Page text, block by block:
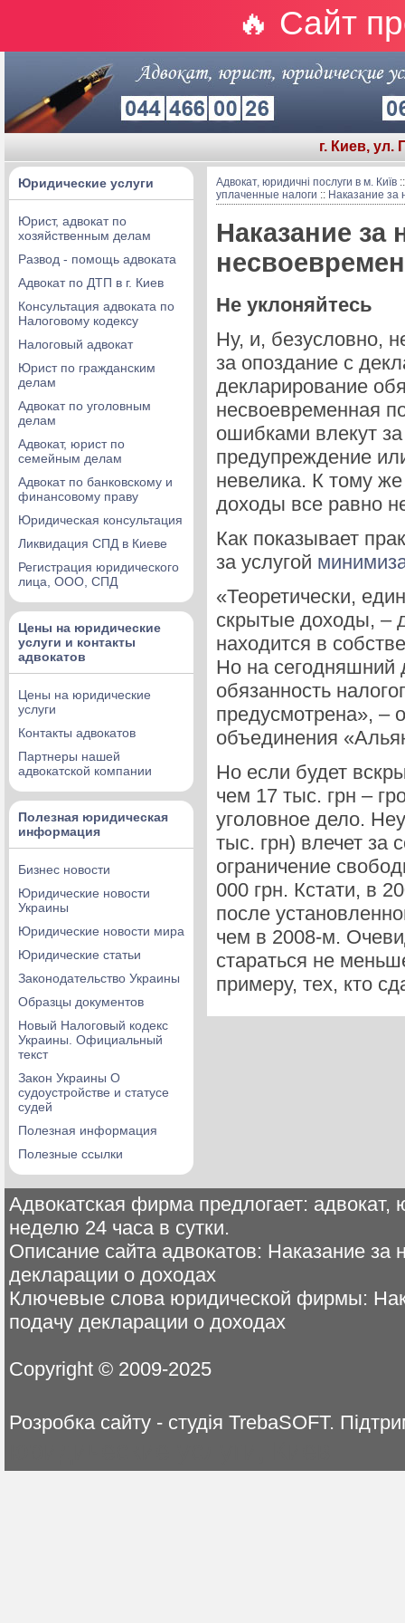
🔥 Сайт
г. Киев, ул.
Юридические услуги
Юрист, адвокат по
хозяйственным делам
Развод - помощь адвоката
Адвокат по ДТП в г. Киев
Консультация адвоката по
Налоговому кодексу
Налоговый адвокат
Юрист по гражданским
делам
Адвокат по уголовным
делам
Адвокат, юрист по
семейным делам
Адвокат по банковскому и
финансовому праву
Юридическая консультация
Ликвидация СПД в Киеве
Регистрация юридического
лица, ООО, СПД
Цены на юридические
услуги и контакты
адвокатов
Цены на юридические
услуги
Контакты адвокатов
Партнеры нашей
адвокатской компании
Полезная юридическая
информация
Бизнес новости
Юридические новости
Украины
Юридические новости мира
Юридические статьи
Законодательство Украины
Образцы документов
Новый Налоговый кодекс
Украины. Официальный
текст
Закон Украины О
судоустройстве и статусе
судей
Полезная информация
Полезные ссылки
Адвокат, юридичні послуги в м. Київ
уплаченные налоги :: Наказание за
Наказание за
Не уклоняйтесь
Ну, и, безусловно,
за опоздание с
декларирование
несвоевременная
ошибками влекут
предупреждение
невелика. К тому
доходы все равно
Как показывает
за услугой
«Теоретически,
скрытые доходы, –
находится в
Но на сегодняшний
обязанность
предусмотрена», –
объединения
Но если будет
чем 17 тыс. грн –
уголовное дело.
тыс. грн) влечет за
ограничение
000 грн. Кстати, в
после
чем в 2008-м.
стараться не
примеру, тех, кто
Адвокатская фирма предлогает: адвокат,
неделю 24 часа в сутки.
Описание сайта адвокатов: Наказание
декларации о доходах
Ключевые слова юридической фирмы:
подачу декларации о доходах
Copyright © 2009-2025
Розробка сайту - студія TrebaSOFT.